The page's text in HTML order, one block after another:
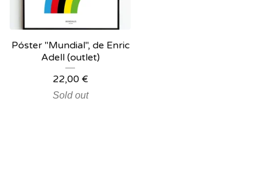
Póster "Mundial", de Enric
Adell (outlet)
22,00 €
Sold out